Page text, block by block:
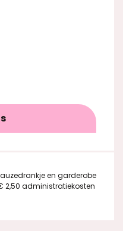
en garderobe
2,50 administratiekosten